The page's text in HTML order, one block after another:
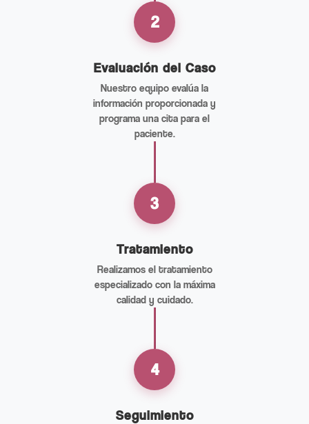
2
Evaluación del Caso
Nuestro equipo evalúa la
información proporcionada y
programa una cita para el
paciente.
3
Tratamiento
Realizamos el tratamiento
especializado con la máxima
calidad y cuidado.
4
Seguimiento